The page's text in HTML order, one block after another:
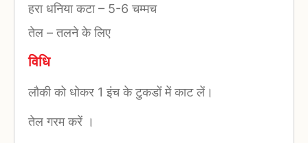
हरा धनिया कटा– 5-6 चम्मच
तेल –तलने के लिए
विधि
लौकी को धोकर 1 इंच के टुकडों में काट लें।
तेल गरम करें ।